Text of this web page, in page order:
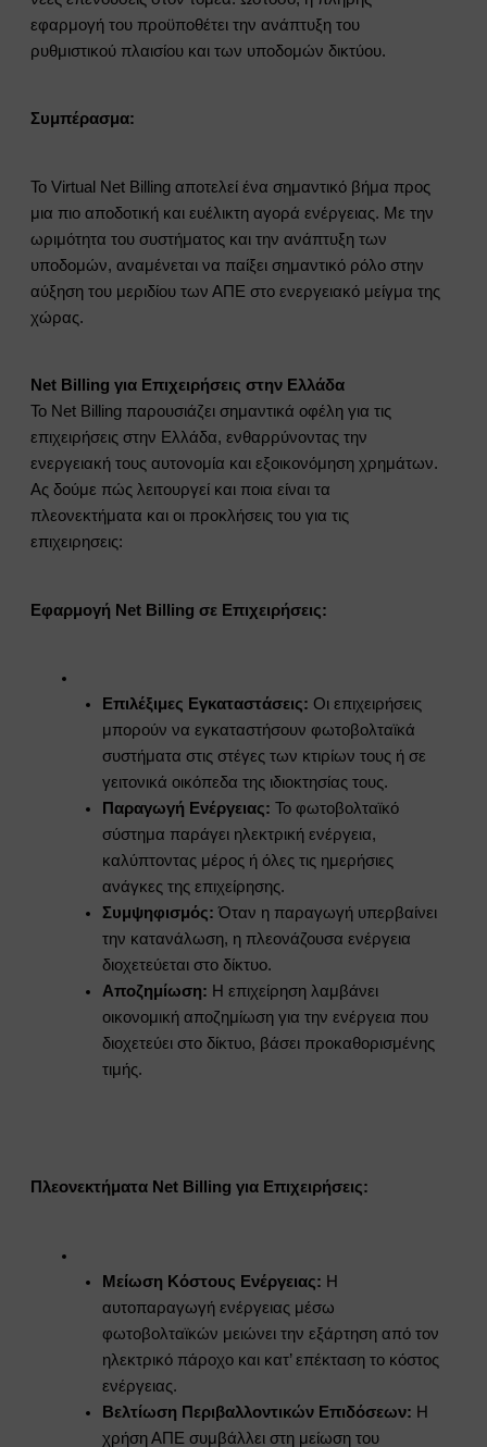
εφαρμογή του προϋποθέτει την ανάπτυξη του
ρυθμιστικού πλαισίου και των υποδομών δικτύου.
Συμπέρασμα:
Το Virtual Net Billing αποτελεί ένα σημαντικό βήμα προς
μια πιο αποδοτική και ευέλικτη αγορά ενέργειας. Με την
ωριμότητα του συστήματος και την ανάπτυξη των
υποδομών, αναμένεται να παίξει σημαντικό ρόλο στην
αύξηση του μεριδίου των ΑΠΕ στο ενεργειακό μείγμα της
χώρας.
Net Billing για Επιχειρήσεις στην Ελλάδα
Το Net Billing παρουσιάζει σημαντικά οφέλη για τις
επιχειρήσεις στην Ελλάδα, ενθαρρύνοντας την
ενεργειακή τους αυτονομία και εξοικονόμηση χρημάτων.
Ας δούμε πώς λειτουργεί και ποια είναι τα
πλεονεκτήματα και οι προκλήσεις του για τις
επιχειρησεις:
Εφαρμογή Net Billing σε Επιχειρήσεις:
Επιλέξιμες Εγκαταστάσεις: Οι επιχειρήσεις
μπορούν να εγκαταστήσουν φωτοβολταϊκά
συστήματα στις στέγες των κτιρίων τους ή σε
γειτονικά οικόπεδα της ιδιοκτησίας τους.
Παραγωγή Ενέργειας: Το φωτοβολταϊκό
σύστημα παράγει ηλεκτρική ενέργεια,
καλύπτοντας μέρος ή όλες τις ημερήσιες
ανάγκες της επιχείρησης.
Συμψηφισμός: Όταν η παραγωγή υπερβαίνει
την κατανάλωση, η πλεονάζουσα ενέργεια
διοχετεύεται στο δίκτυο.
Αποζημίωση: Η επιχείρηση λαμβάνει
οικονομική αποζημίωση για την ενέργεια που
διοχετεύει στο δίκτυo, βάσει προκαθορισμένης
τιμής.
Πλεονεκτήματα Net Billing για Επιχειρήσεις:
Μείωση Κόστους Ενέργειας: Η
αυτοπαραγωγή ενέργειας μέσω
φωτοβολταϊκών μειώνει την εξάρτηση από τον
ηλεκτρικό πάροχο και κατ’ επέκταση το κόστος
ενέργειας.
Βελτίωση Περιβαλλοντικών Επιδόσεων: Η
χρήση ΑΠΕ συμβάλλει στη μείωση του